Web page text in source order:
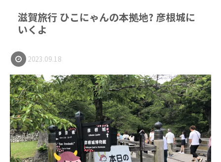
滋賀旅行 ひこにゃんの本拠地? 彦根城に
いくよ
2023.09.18